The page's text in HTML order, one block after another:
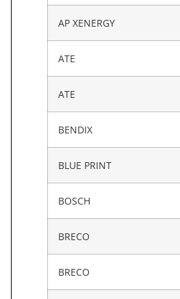
AP XENERGY
ATE
ATE
BENDIX
BLUE PRINT
BOSCH
BRECO
BRECO